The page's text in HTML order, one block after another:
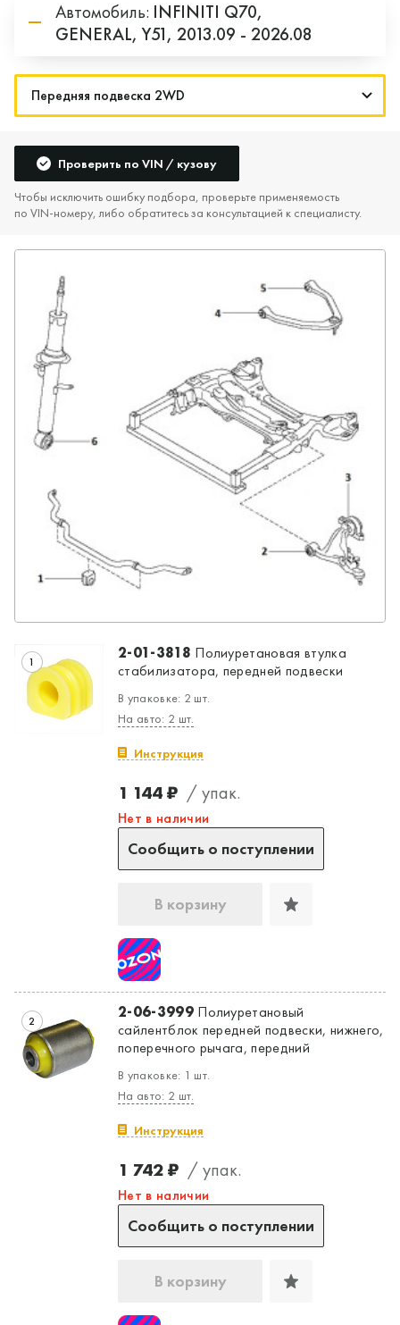
Автомобиль: INFINITI Q70,
GENERAL,Y51, 2013.09 - 2026.08
Проверить по VIN / кузову
Чтобы исключить ошибку подбора, проверьте применяемость
по VIN‑номеру, либо обратитесь за консультацией к специалисту.
1 2-01-3818 Полиуретановая втулка
стабилизатора, передней подвески
В упаковке: 2 шт.
На авто: 2 шт.
Инструкция
1 144 ₽ / упак.
Нет в наличии
Сообщить о поступлении
В корзину
2 2-06-3999Полиуретановый
сайлентблок передней подвески, нижнего,
поперечного рычага, передний
В упаковке: 1 шт.
На авто: 2 шт.
Инструкция
1 742 ₽ / упак.
Нет в наличии
Сообщить о поступлении
В корзину